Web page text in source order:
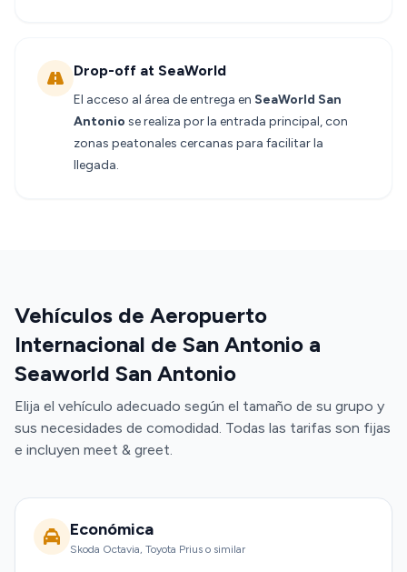
Drop-off at SeaWorld
El acceso al área de entrega en SeaWorld San
Antonio se realiza por la entrada principal, con
zonas peatonales cercanas para facilitar la
llegada.
Vehículos de Aeropuerto
Internacional de San Antonio a
Seaworld San Antonio
Elija el vehículo adecuado según el tamaño de su grupo y
sus necesidades de comodidad. Todas las tarifas son fijas
e incluyen meet & greet.
Económica
Skoda Octavia, Toyota Prius o similar